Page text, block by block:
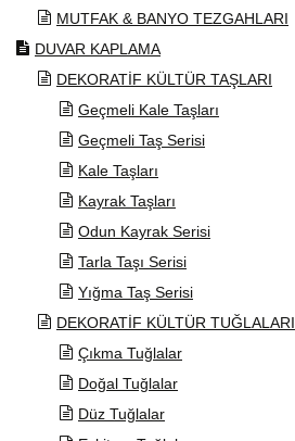
MUTFAK & BANYO TEZGAHLARI
DUVAR KAPLAMA
DEKORATİF KÜLTÜR TAŞLARI
Geçmeli Kale Taşları
Geçmeli Taş Serisi
Kale Taşları
Kayrak Taşları
Odun Kayrak Serisi
Tarla Taşı Serisi
Yığma Taş Serisi
DEKORATİF KÜLTÜR TUĞLALARI
Çıkma Tuğlalar
Doğal Tuğlalar
Düz Tuğlalar